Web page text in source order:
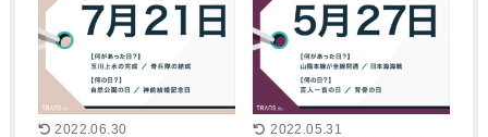
2022.06.30 2022.05.31